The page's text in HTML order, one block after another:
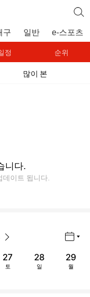
구 일반 e-스포츠
정 순위
많이 본
니다.
이트 됩니다.
27
토
28
일
29
월